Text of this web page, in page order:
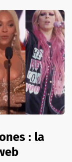
: la